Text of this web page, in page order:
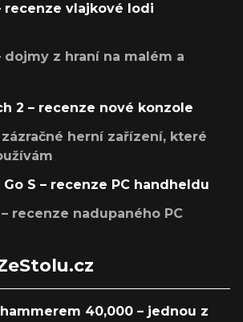
recenze vlajkové lodi
dojmy z hraní na malém a
2 – recenze nové konzole
herní zařízení, které
S – recenze PC handheldu
– recenze nadupaného PC
40,000 – jednou z